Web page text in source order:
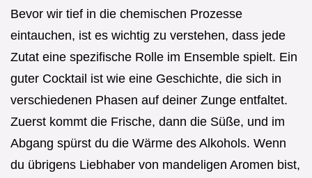
Bevor wir tief in die chemischen Prozesse
eintauchen, ist es wichtig zu verstehen, dass jede
Zutat eine spezifische Rolle im Ensemble spielt. Ein
guter Cocktail ist wie eine Geschichte, die sich in
verschiedenen Phasen auf deiner Zunge entfaltet.
Zuerst kommt die Frische, dann die Süße, und im
Abgang spürst du die Wärme des Alkohols. Wenn
du übrigens Liebhaber von mandeligen Aromen bist,